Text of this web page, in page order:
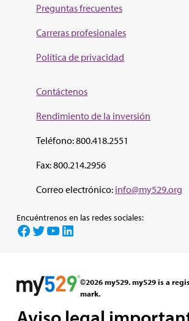
Preguntas frecuentes
Carreras profesionales
Política de privacidad
Contáctenos
Rendimiento de la inversión
Teléfono: 800.418.2551
Fax: 800.214.2956
Correo electrónico: info@my529.org
Encuéntrenos en las redes sociales:
Facebook Twitter YouTube LinkedIn
©2026 my529. my529 is a
mark.